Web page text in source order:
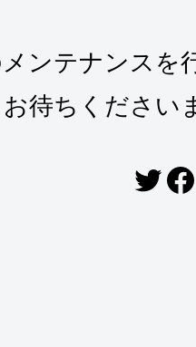
ンテナンスを
待ちください